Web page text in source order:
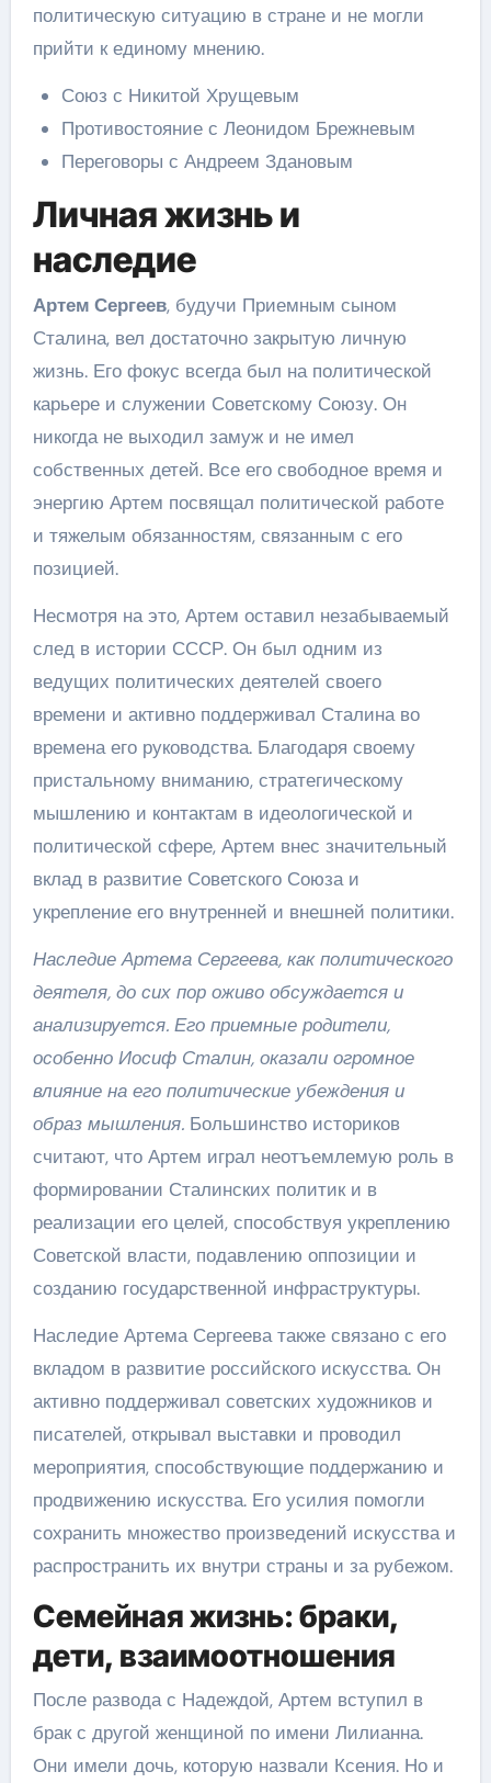
политическую ситуацию в стране и не могли
прийти к единому мнению.
Союз с Никитой Хрущевым
Противостояние с Леонидом Брежневым
Переговоры с Андреем Здановым
Личная жизнь и
наследие
Артем Сергеев, будучи Приемным сыном
Сталина, вел достаточно закрытую личную
жизнь. Его фокус всегда был на политической
карьере и служении Советскому Союзу. Он
никогда не выходил замуж и не имел
собственных детей. Все его свободное время и
энергию Артем посвящал политической работе
и тяжелым обязанностям, связанным с его
позицией.
Несмотря на это, Артем оставил незабываемый
след в истории СССР. Он был одним из
ведущих политических деятелей своего
времени и активно поддерживал Сталина во
времена его руководства. Благодаря своему
пристальному вниманию, стратегическому
мышлению и контактам в идеологической и
политической сфере, Артем внес значительный
вклад в развитие Советского Союза и
укрепление его внутренней и внешней политики.
Наследие Артема Сергеева, как политического
деятеля, до сих пор оживо обсуждается и
анализируется. Его приемные родители,
особенно Иосиф Сталин, оказали огромное
влияние на его политические убеждения и
образ мышления.Большинство историков
считают, что Артем играл неотъемлемую роль в
формировании Сталинских политик и в
реализации его целей, способствуя укреплению
Советской власти, подавлению оппозиции и
созданию государственной инфраструктуры.
Наследие Артема Сергеева также связано с его
вкладом в развитие российского искусства. Он
активно поддерживал советских художников и
писателей, открывал выставки и проводил
мероприятия, способствующие поддержанию и
продвижению искусства. Его усилия помогли
сохранить множество произведений искусства и
распространить их внутри страны и за рубежом.
Семейная жизнь: браки,
дети, взаимоотношения
После развода с Надеждой, Артем вступил в
брак с другой женщиной по имени Лилианна.
Они имели дочь, которую назвали Ксения. Но и